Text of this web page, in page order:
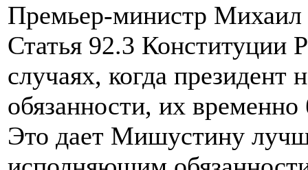
Премьер-министр
Статья 92.3 Конституции
случаях, когда
обязанности, их
Это дает Мишустину